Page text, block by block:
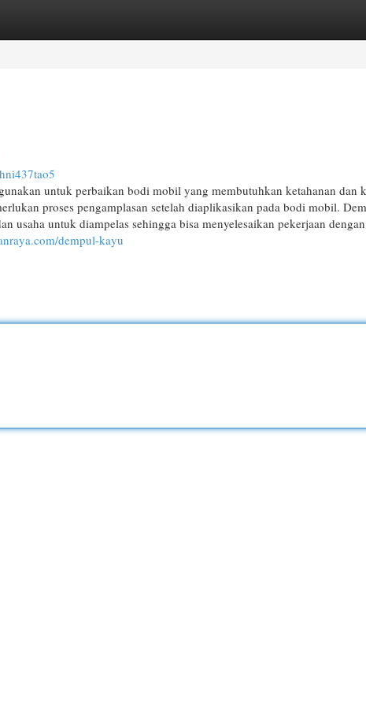
untuk perbaikan bodi mobil yang membutuhkan ketahanan dan
proses pengamplasan setelah diaplikasikan pada bodi mobil.
usaha untuk diampelas sehingga bisa menyelesaikan pekerjaan
dempul-kayu